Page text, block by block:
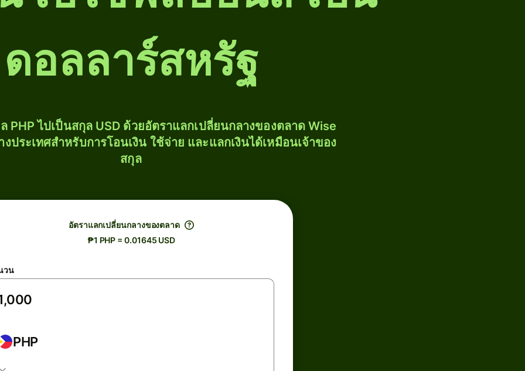
ดอลลาร์สหรัฐ
PHP ไปเป็นสกุล USD ด้วยอัตราแลกเปลี่ยนกลางของตลาด Wise
ประเทศสำหรับการโอนเงิน ใช้จ่าย และแลกเงินได้เหมือนเจ้าของ
สกุล
อัตราแลกเปลี่ยนกลางของตลาด
₱1 PHP = 0.01645 USD
วน
PHP